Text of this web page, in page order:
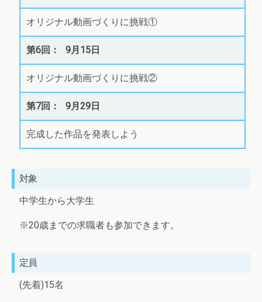
オリジナル動画づくりに挑戦①
9月15日
オリジナル動画づくりに挑戦②
9月29日
完成した作品を発表しよう
対象
中学生から大学生
※20歳までの求職者も参加できます。
定員
(先着)15名